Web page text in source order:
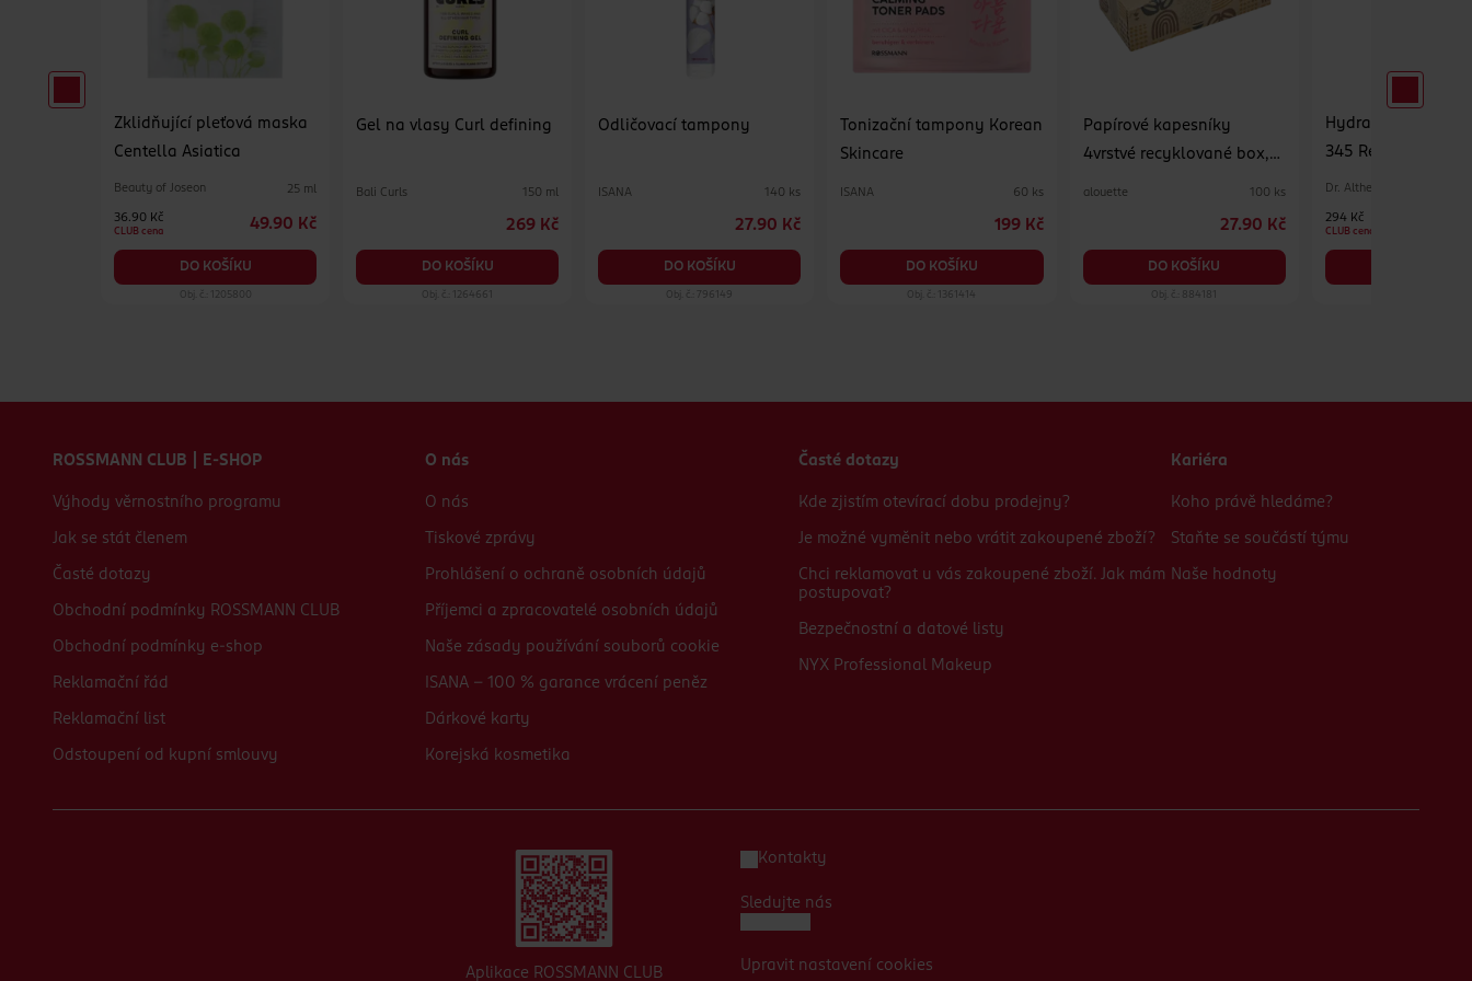
Zklidňující pleťová maska
Centella Asiatica
Beauty of Joseon 25 ml
36.90 Kč
CLUB cena 49.90 Kč
DO KOŠÍKU
Obj. č.: 1205800
Gel na vlasy Curl defining
Bali Curls 150 ml
269 Kč
DO KOŠÍKU
Obj. č.: 1264661
Odličovací tampony
ISANA 140 ks
27.90 Kč
DO KOŠÍKU
Obj. č.: 796149
Tonizační tampony Korean
Skincare
ISANA 60 ks
199 Kč
DO KOŠÍKU
Obj. č.: 1361414
Papírové kapesníky
4vrstvé recyklované box,
alouette 100 ks
27.90 Kč
DO KOŠÍKU
Obj. č.: 884181
Hydratační
345 Relief Cream
Dr. Althea
294 Kč
CLUB cena
ROSSMANN CLUB | E-SHOP
Výhody věrnostního programu
Jak se stát členem
Časté dotazy
Obchodní podmínky ROSSMANN CLUB
Obchodní podmínky e-shop
Reklamační řád
Reklamační list
Odstoupení od kupní smlouvy
O nás
O nás
Tiskové zprávy
Prohlášení o ochraně osobních údajů
Příjemci a zpracovatelé osobních údajů
Naše zásady používání souborů cookie
ISANA - 100 % garance vrácení peněz
Dárkové karty
Korejská kosmetika
Časté dotazy
Kde zjistím otevírací dobu prodejny?
Je možné vyměnit nebo vrátit zakoupené zboží?
Chci reklamovat u vás zakoupené zboží. Jak mám
postupovat?
Bezpečnostní a datové listy
NYX Professional Makeup
Kariéra
Koho právě hledáme?
Staňte se součástí týmu
Naše hodnoty
Aplikace ROSSMANN CLUB
Kontakty
Sledujte nás
Upravit nastavení cookies